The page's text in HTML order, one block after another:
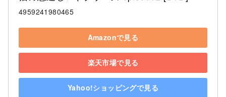
4959241980465
Amazonで見る
楽天市場で見る
Yahoo!ショッピングで見る